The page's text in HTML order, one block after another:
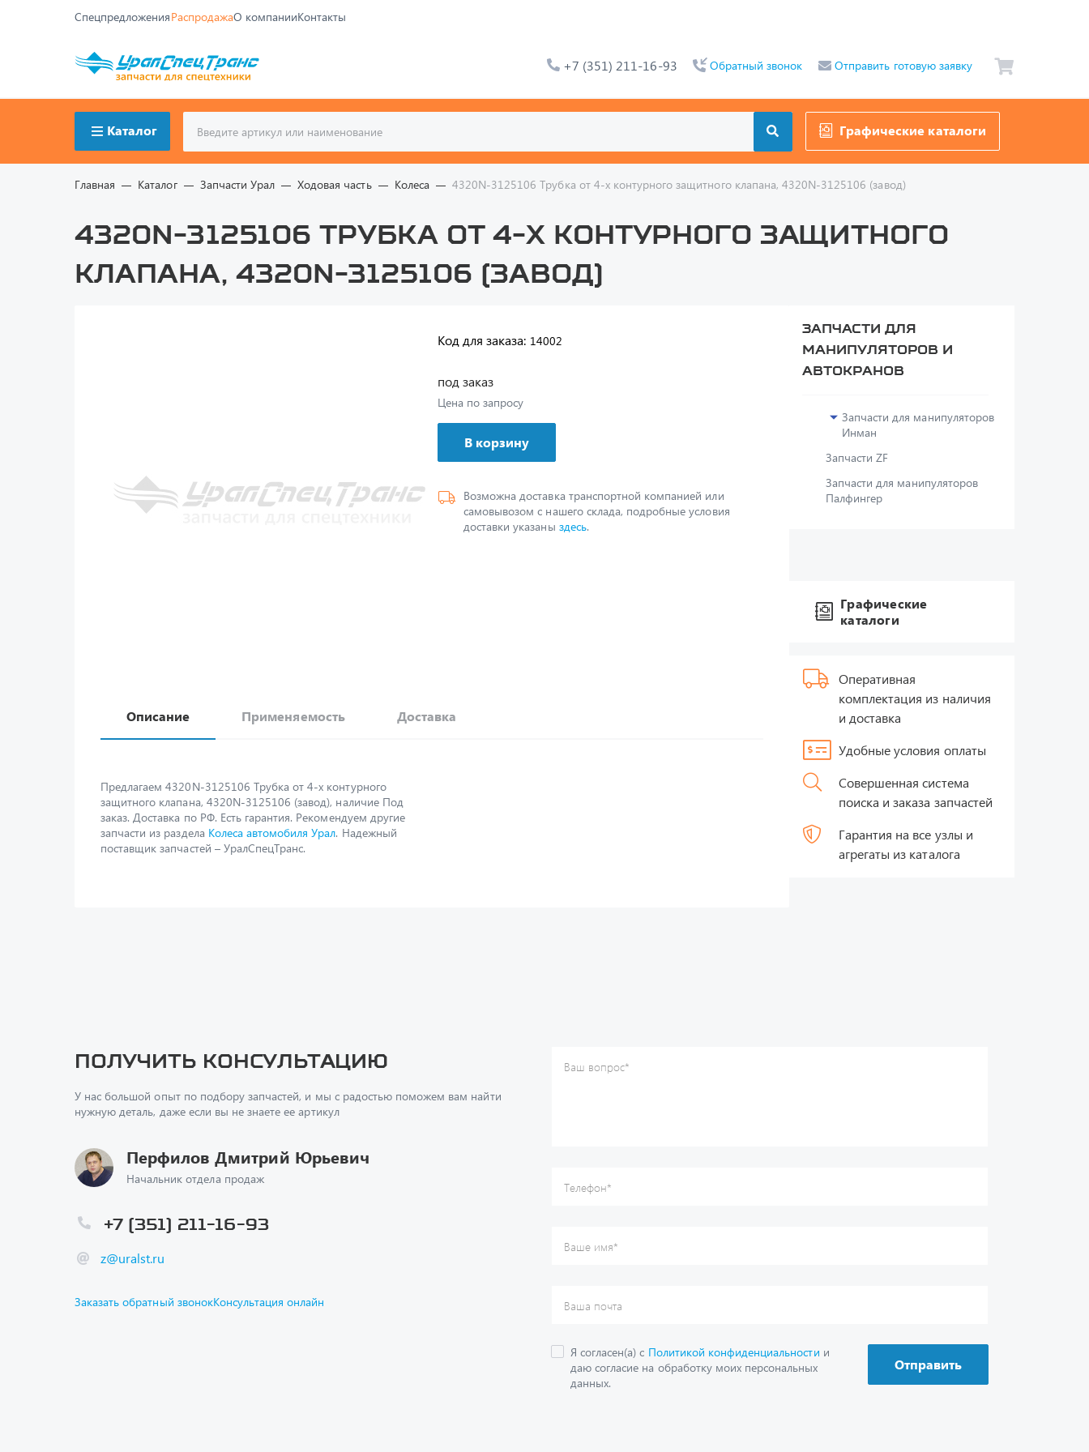
СпецпредложенияРаспродажаО компанииКонтакты
+7 (351) 211-16-93 Обратный звонок Отправить готовую заявку
Каталог Графические каталоги
Главная Каталог Запчасти Урал Ходовая часть Колеса 4320N-3125106 Трубка от 4-х контурного защитного клапана, 4320N-3125106 (завод)
4320N-3125106 Трубка от 4-х контурного защитного
клапана, 4320N-3125106 (завод)
Код для заказа: 14002
под заказ
Цена по запросу
В корзину
Возможна доставка транспортной компанией или
самовывозом с нашего склада, подробные условия
доставки указаны здесь.
Описание Применяемость Доставка
Предлагаем 4320N-3125106 Трубка от 4-х контурного
защитного клапана, 4320N-3125106 (завод), наличие Под
заказ. Доставка по РФ. Есть гарантия. Рекомендуем другие
запчасти из раздела Колеса автомобиля Урал. Надежный
поставщик запчастей – УралСпецТранс.
Запчасти для
манипуляторов и
автокранов
Запчасти для манипуляторов
Инман
Запчасти ZF
Запчасти для манипуляторов
Палфингер
Графические
каталоги
Оперативная
комплектация из наличия
и доставка
Удобные условия оплаты
Совершенная система
поиска и заказа запчастей
Гарантия на все узлы и
агрегаты из каталога
Получить консультацию
У нас большой опыт по подбору запчастей, и мы с радостью поможем вам найти
нужную деталь, даже если вы не знаете ее артикул
Перфилов Дмитрий Юрьевич
Начальник отдела продаж
z@uralst.ru
+7 (351) 211-16-93
Заказать обратный звонокКонсультация онлайн
Ваш вопрос*